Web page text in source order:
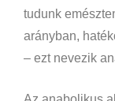
tudunk
arányban,
– ezt nevezik